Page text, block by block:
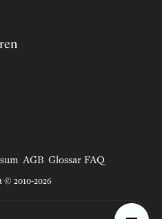
AGB Glossar FAQ
© 2010-2026